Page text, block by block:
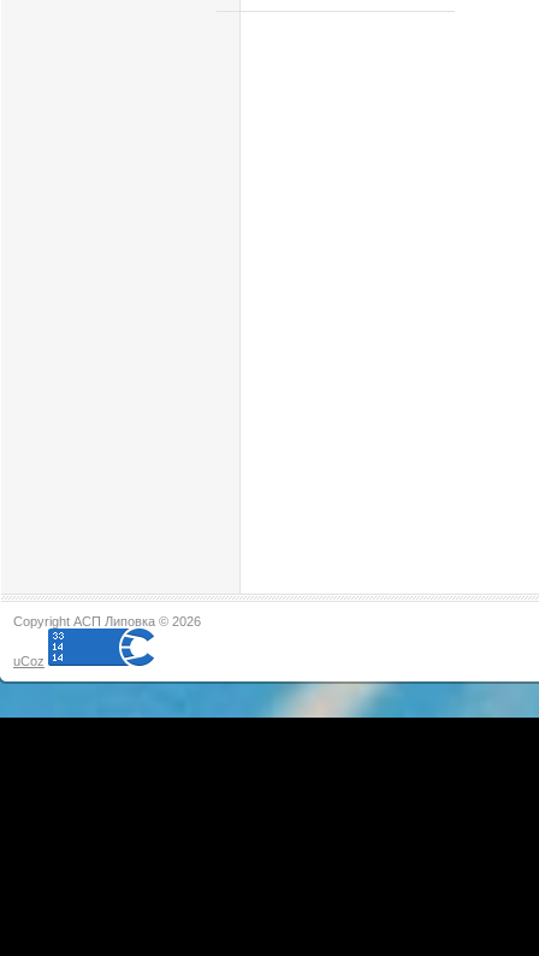
Copyright АСП Липовка © 2026
uCoz